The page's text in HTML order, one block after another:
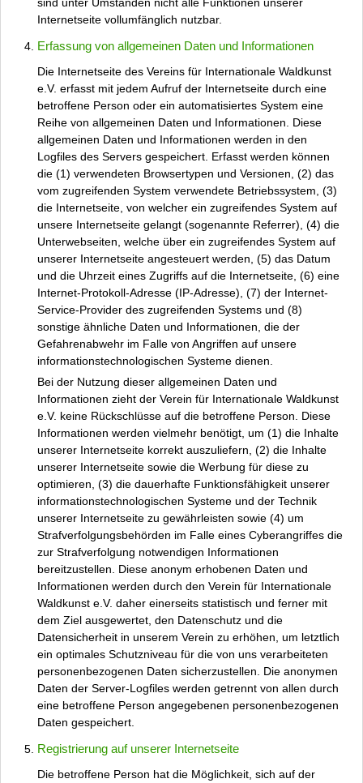
Internetseite vollumfänglich nutzbar.
Erfassung von allgemeinen Daten und Informationen
Die Internetseite des Vereins für Internationale Waldkunst
e.V. erfasst mit jedem Aufruf der Internetseite durch eine
betroffene Person oder ein automatisiertes System eine
Reihe von allgemeinen Daten und Informationen. Diese
allgemeinen Daten und Informationen werden in den
Logfiles des Servers gespeichert. Erfasst werden können
die (1) verwendeten Browsertypen und Versionen, (2) das
vom zugreifenden System verwendete Betriebssystem, (3)
die Internetseite, von welcher ein zugreifendes System auf
unsere Internetseite gelangt (sogenannte Referrer), (4) die
Unterwebseiten, welche über ein zugreifendes System auf
unserer Internetseite angesteuert werden, (5) das Datum
und die Uhrzeit eines Zugriffs auf die Internetseite, (6) eine
Internet-Protokoll-Adresse (IP-Adresse), (7) der Internet-
Service-Provider des zugreifenden Systems und (8)
sonstige ähnliche Daten und Informationen, die der
Gefahrenabwehr im Falle von Angriffen auf unsere
informationstechnologischen Systeme dienen.
Bei der Nutzung dieser allgemeinen Daten und
Informationen zieht der Verein für Internationale Waldkunst
e.V. keine Rückschlüsse auf die betroffene Person. Diese
Informationen werden vielmehr benötigt, um (1) die Inhalte
unserer Internetseite korrekt auszuliefern, (2) die Inhalte
unserer Internetseite sowie die Werbung für diese zu
optimieren, (3) die dauerhafte Funktionsfähigkeit unserer
informationstechnologischen Systeme und der Technik
unserer Internetseite zu gewährleisten sowie (4) um
Strafverfolgungsbehörden im Falle eines Cyberangriffes die
zur Strafverfolgung notwendigen Informationen
bereitzustellen. Diese anonym erhobenen Daten und
Informationen werden durch den Verein für Internationale
Waldkunst e.V. daher einerseits statistisch und ferner mit
dem Ziel ausgewertet, den Datenschutz und die
Datensicherheit in unserem Verein zu erhöhen, um letztlich
ein optimales Schutzniveau für die von uns verarbeiteten
personenbezogenen Daten sicherzustellen. Die anonymen
Daten der Server-Logfiles werden getrennt von allen durch
eine betroffene Person angegebenen personenbezogenen
Daten gespeichert.
Registrierung auf unserer Internetseite
Die betroffene Person hat die Möglichkeit, sich auf der